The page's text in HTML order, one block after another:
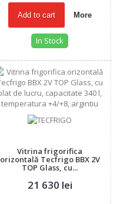
Add to cart More
In Stock
Vitrina frigorifica
orizontală Tecfrigo BBX 2V
TOP Glass, cu...
21 630 lei